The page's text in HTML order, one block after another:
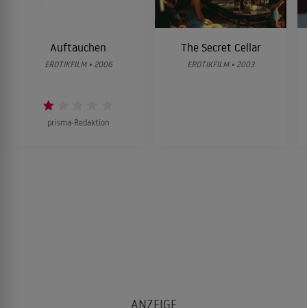
Auftauchen
EROTIKFILM • 2006
prisma-Redaktion
The Secret Cellar
EROTIKFILM • 2003